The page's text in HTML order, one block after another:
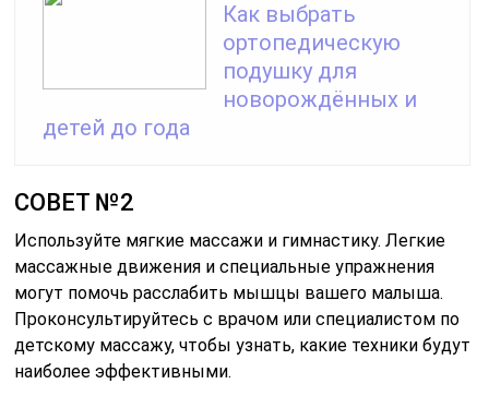
Как выбрать
ортопедическую
подушку для
новорождённых и
детей до года
СОВЕТ №2
Используйте мягкие массажи и гимнастику. Легкие
массажные движения и специальные упражнения
могут помочь расслабить мышцы вашего малыша.
Проконсультируйтесь с врачом или специалистом по
детскому массажу, чтобы узнать, какие техники будут
наиболее эффективными.